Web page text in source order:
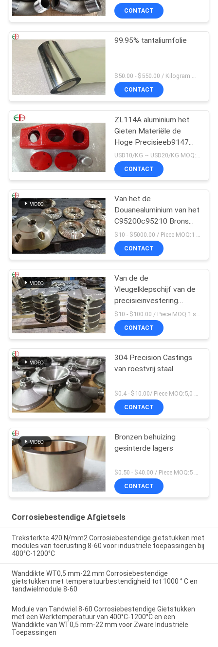
Elleboog van de
Pijpmontage
CONTACT
99.95% tantaliumfolie
$50.00 - $550.00 / Kilogram MOQ:2 kilogram
CONTACT
ZL114A aluminium het
Gieten Materiële de
Hoge Precisieeb9147
Rode Kleur van
Legeringenalu
USD10/KG ~ USD20/KG MOQ:50kg
CONTACT
Van het de
Douanealuminium van het
C95200c95210 Brons
het Gietende Lichaam
van de het Bronsklep
$10 - $5000.00 / Piece MOQ:1 stukken
CONTACT
Van de de
Vleugelklepschijf van de
precisieinvestering
Gietend Het
Bronsmessing 009
ASTM B61 B62
CONTACT
304 Precision Castings
van roestvrij staal
CONTACT
Bronzen behuizing
gesinterde lagers
$0.50 - $40.00 / Piece MOQ:5 stukken
CONTACT
Corrosiebestendige Afgietsels
Treksterkte 420 N/mm2 Corrosiebestendige gietstukken met
modules van toerusting 8-60 voor industriële toepassingen bij
400°C-1200°C
Wanddikte WT0,5 mm-22 mm Corrosiebestendige
gietstukken met temperatuurbestendigheid tot 1000 ° C en
tandwielmodule 8-60
Module van Tandwiel 8-60 Corrosiebestendige Gietstukken
met een Werktemperatuur van 400°C-1200°C en een
Wanddikte van WT0,5 mm-22 mm voor Zware Industriële
Toepassingen